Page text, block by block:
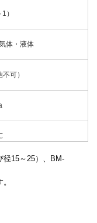
）
体・液体
可）
ガス：50ml/min（標準状
径15～25）、BM-